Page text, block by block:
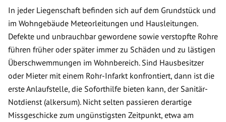
In jeder Liegenschaft befinden sich auf dem Grundstück und
im Wohngebäude Meteorleitungen und Hausleitungen.
Defekte und unbrauchbar gewordene sowie verstopfte Rohre
führen früher oder später immer zu Schäden und zu lästigen
Überschwemmungen im Wohnbereich. Sind Hausbesitzer
oder Mieter mit einem Rohr-Infarkt konfrontiert, dann ist die
erste Anlaufstelle, die Soforthilfe bieten kann, der Sanitär-
Notdienst (alkersum). Nicht selten passieren derartige
Missgeschicke zum ungünstigsten Zeitpunkt, etwa am